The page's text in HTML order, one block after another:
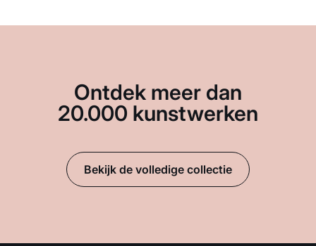
Ontdek meer dan
20.000 kunstwerken
Bekijk de volledige collectie